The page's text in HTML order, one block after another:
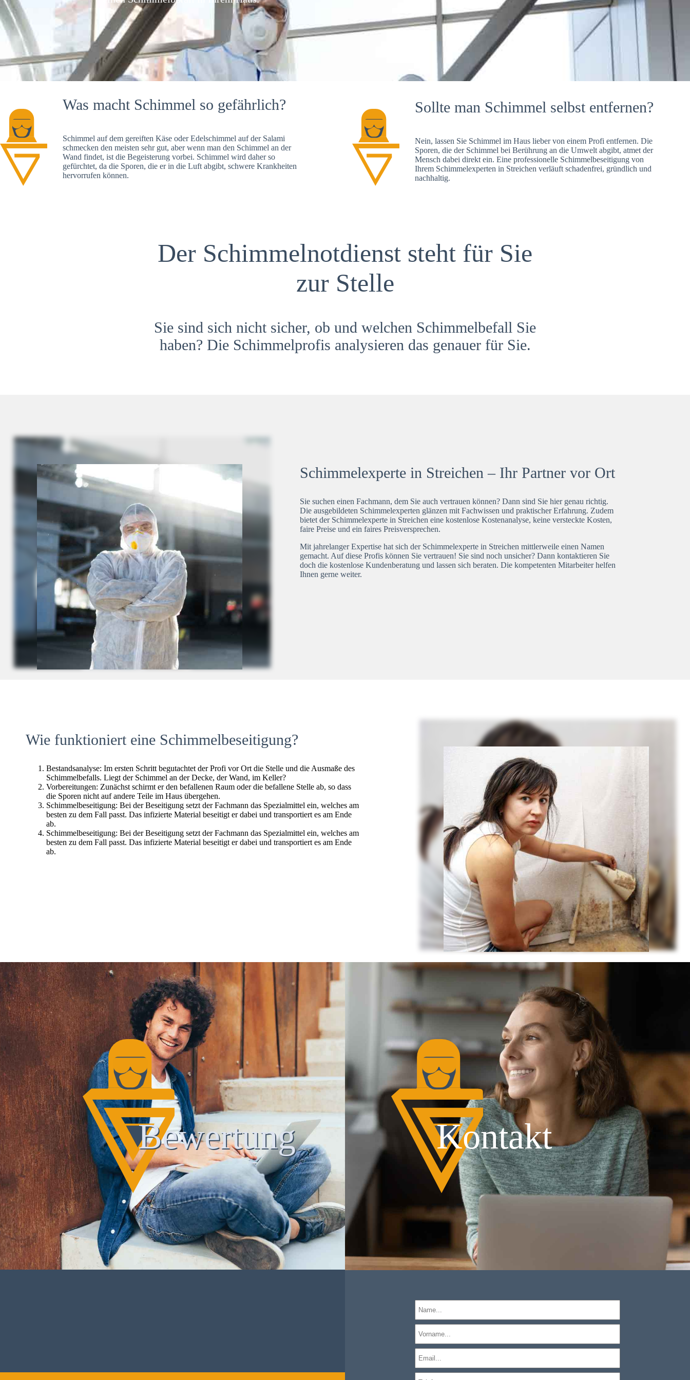
Was macht Schimmel so gefährlich?
Schimmel auf dem gereiften Käse oder Edelschimmel auf der Salami
schmecken den meisten sehr gut, aber wenn man den Schimmel an der
Wand findet, ist die Begeisterung vorbei. Schimmel wird daher so
gefürchtet, da die Sporen, die er in die Luft abgibt, schwere Krankheiten
hervorrufen können.
Sollte man Schimmel selbst entfernen?
Nein, lassen Sie Schimmel im Haus lieber von einem Profi entfernen. Die
Sporen, die der Schimmel bei Berührung an die Umwelt abgibt, atmet der
Mensch dabei direkt ein. Eine professionelle Schimmelbeseitigung von
Ihrem Schimmelexperten in Streichen verläuft schadenfrei, gründlich und
nachhaltig.
Der Schimmelnotdienst steht für Sie
zur Stelle
Sie sind sich nicht sicher, ob und welchen Schimmelbefall Sie
haben? Die Schimmelprofis analysieren das genauer für Sie.
Schimmelexperte in Streichen – Ihr Partner vor Ort
Sie suchen einen Fachmann, dem Sie auch vertrauen können? Dann sind Sie hier genau richtig.
Die ausgebildeten Schimmelexperten glänzen mit Fachwissen und praktischer Erfahrung. Zudem
bietet der Schimmelexperte in Streichen eine kostenlose Kostenanalyse, keine versteckte Kosten,
faire Preise und ein faires Preisversprechen.
Mit jahrelanger Expertise hat sich der Schimmelexperte in Streichen mittlerweile einen Namen
gemacht. Auf diese Profis können Sie vertrauen! Sie sind noch unsicher? Dann kontaktieren Sie
doch die kostenlose Kundenberatung und lassen sich beraten. Die kompetenten Mitarbeiter helfen
Ihnen gerne weiter.
Wie funktioniert eine Schimmelbeseitigung?
Bestandsanalyse: Im ersten Schritt begutachtet der Profi vor Ort die Stelle und die Ausmaße des
Schimmelbefalls. Liegt der Schimmel an der Decke, der Wand, im Keller?
Vorbereitungen: Zunächst schirmt er den befallenen Raum oder die befallene Stelle ab, so dass
die Sporen nicht auf andere Teile im Haus übergehen.
Schimmelbeseitigung: Bei der Beseitigung setzt der Fachmann das Spezialmittel ein, welches am
besten zu dem Fall passt. Das infizierte Material beseitigt er dabei und transportiert es am Ende
ab.
Schimmelbeseitigung: Bei der Beseitigung setzt der Fachmann das Spezialmittel ein, welches am
besten zu dem Fall passt. Das infizierte Material beseitigt er dabei und transportiert es am Ende
ab.
Bewertung Kontakt